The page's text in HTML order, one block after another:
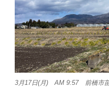
3月17日(月) AM 9:57 前橋市